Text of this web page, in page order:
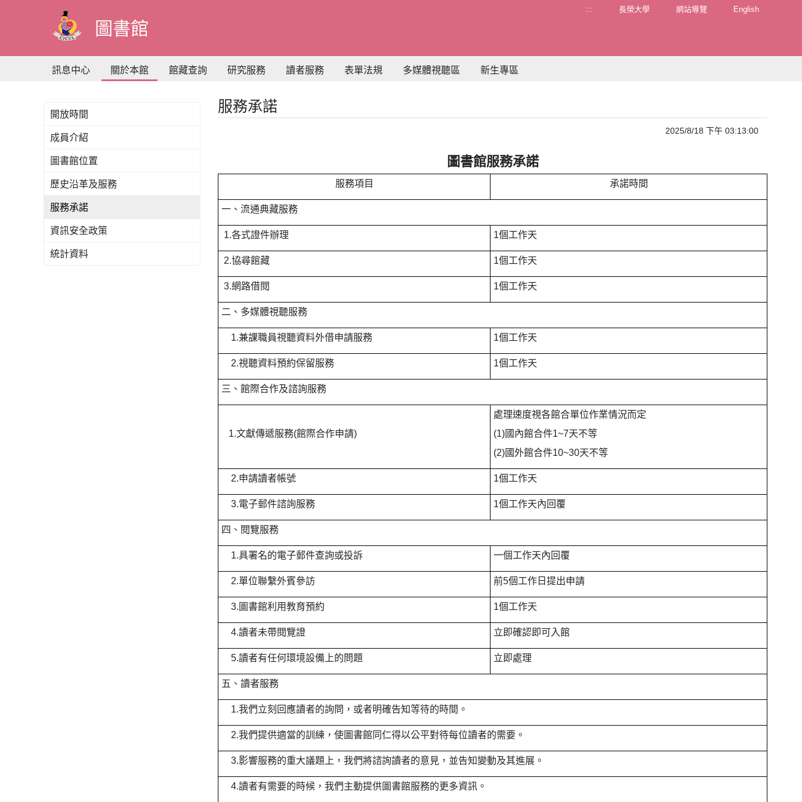
要
容
圖書館
::: 長榮大學 網站導覽 English
訊息中心 關於本館 館藏查詢 研究服務 讀者服務 表單法規 多媒體視聽區 新生專區
服務承諾
2025/8/18 下午 03:13:00
圖書館服務承諾
服務項目 承諾時間
一、流通典藏服務
1.各式證件辦理 1個工作天
2.協尋館藏 1個工作天
3.網路借閱 1個工作天
二、多媒體視聽服務
1.兼課職員視聽資料外借申請服務 1個工作天
2.視聽資料預約保留服務 1個工作天
三、館際合作及諮詢服務
1.文獻傳遞服務(館際合作申請)
處理速度視各館合單位作業情況而定
(1)國內館合件1~7天不等
(2)國外館合件10~30天不等
2.申請讀者帳號 1個工作天
3.電子郵件諮詢服務 1個工作天內回覆
四、閱覽服務
1.具署名的電子郵件查詢或投訴 一個工作天內回覆
2.單位聯繫外賓參訪 前5個工作日提出申請
3.圖書館利用教育預約 1個工作天
4.讀者未帶閱覽證 立即確認即可入館
5.讀者有任何環境設備上的問題 立即處理
五、讀者服務
1.我們立刻回應讀者的詢問，或者明確告知等待的時間。
2.我們提供適當的訓練，使圖書館同仁得以公平對待每位讀者的需要。
3.影響服務的重大議題上，我們將諮詢讀者的意見，並告知變動及其進展。
4.讀者有需要的時候，我們主動提供圖書館服務的更多資訊。
開放時間
成員介紹
圖書館位置
歷史沿革及服務
服務承諾
資訊安全政策
統計資料